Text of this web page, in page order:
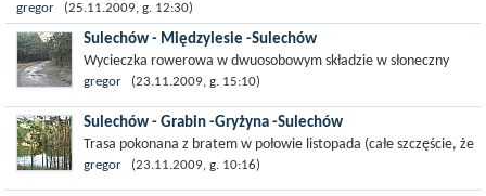
zwykle z Sulechowa :) i kierujemy się na Pomorsko. Za Mozowem
asfaltówka zmienia się...
gregor (25.11.2009, g. 12:30)
Sulechów - Międzylesie -Sulechów
Wycieczka rowerowa w dwuosobowym składzie w słoneczny
letni dzień. Rozpoczynamy w Sulechowie i kierujemy się na
Skąpe. Za przejazdem kolejowym w...
gregor (23.11.2009, g. 15:10)
Sulechów - Grabin -Gryżyna -Sulechów
Trasa pokonana z bratem w połowie listopada (całe szczęście, że
pogoda pozwala jeszcze na wycieczki rowerowe :)) Początek
trasy – do Przetocznicy...
gregor (23.11.2009, g. 10:16)